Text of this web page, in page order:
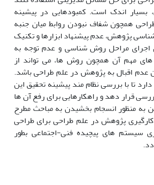
بسیار اندک است. کمبودهایی در پیشینه
همچون شفاف نبودن روابط میان جنبه
پژوهش، عدم پیشنهاد ابزارها و تکنیک
مراحل روش شناسی و عدم توجه به
های مهم آن همچون روش ها، می تواند از
عدم اقبال به پژوهش در علم طراحی باشد.
تا با بررسی نظام مند پیشینه تحقیق این
قرار دهد و راهکارهایی برای رفع آن ها
به منظور انسجام بخشیدن به مباحث مطرح
کارگیری پژوهش در علم طراحی برای طراحی
سیستم های پیچیده فنی-اجتماعی بطور